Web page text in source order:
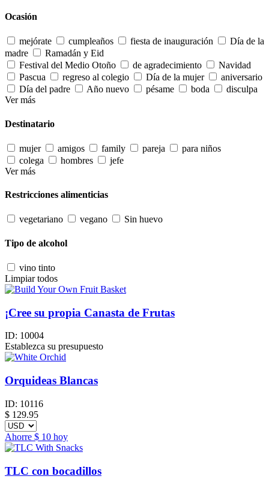
Ocasión
mejórate cumpleaños fiesta de inauguración
Día de la
madre
Ramadán y Eid
Festival del Medio Otoño
de agradecimiento
Navidad
Pascua
regreso al colegio Día de la mujer
aniversario
Día del padre
Año nuevo pésame boda
disculpa
Ver más
Destinatario
mujer amigos family pareja
para niños
colega
hombres
jefe
Ver más
Restricciones alimenticias
vegetariano vegano Sin huevo
Tipo de alcohol
vino tinto
Limpiar todos
¡Cree su propia Canasta de Frutas
ID: 10004
Establezca su presupuesto
Orquideas Blancas
ID: 10116
$ 129.95
Ahorre $ 10 hoy
TLC con bocadillos